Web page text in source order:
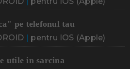
pe telefonul tau
| pentru IOS (Apple)
utile in sarcina